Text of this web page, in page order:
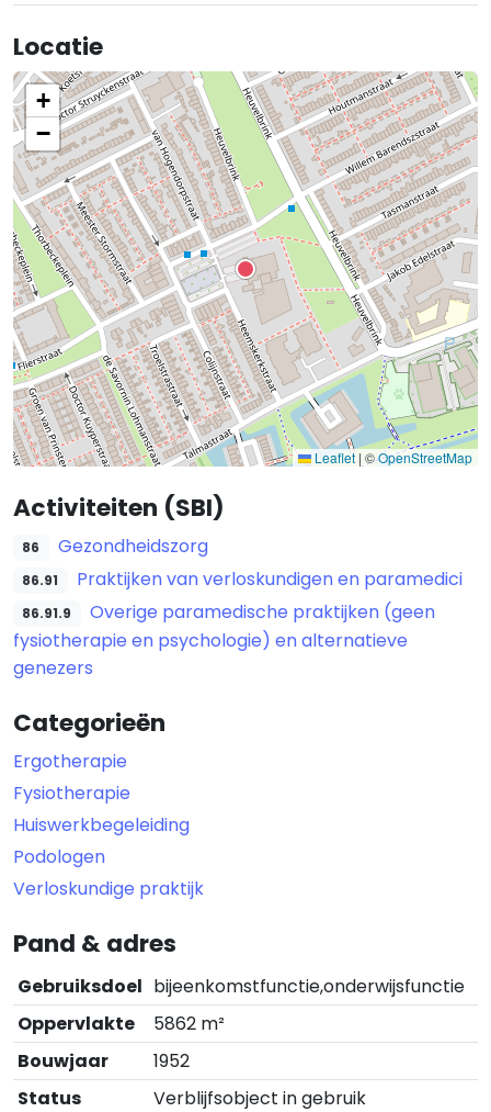
Locatie
+
−
Leaflet | ©OpenStreetMap
Activiteiten (SBI)
86 Gezondheidszorg
86.91 Praktijken van verloskundigen en paramedici
86.91.9
Overige paramedische praktijken (geen
fysiotherapie en psychologie) en alternatieve
genezers
Categorieën
Ergotherapie
Fysiotherapie
Huiswerkbegeleiding
Podologen
Verloskundige praktijk
Pand & adres
Gebruiksdoel bijeenkomstfunctie,onderwijsfunctie
Oppervlakte
5862 m²
Bouwjaar
1952
Status
Verblijfsobject in gebruik